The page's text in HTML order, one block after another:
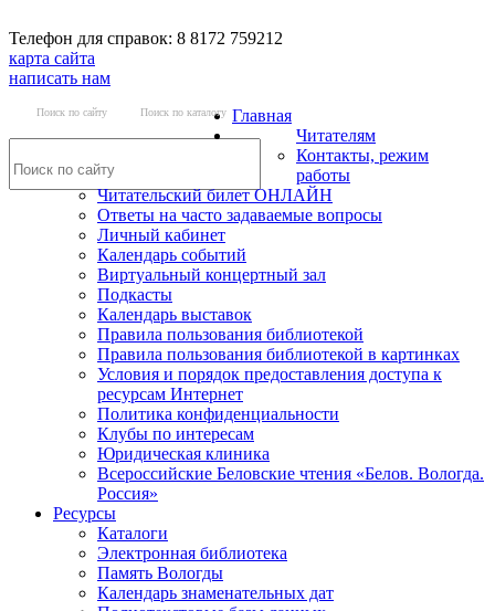
Телефон для справок: 8 8172 759212
карта сайта
написать нам
Поиск по сайту Поиск по каталогу Главная
Читателям
Контакты, режим
работы
Читательский билет ОНЛАЙН
Ответы на часто задаваемые вопросы
Личный кабинет
Календарь событий
Виртуальный концертный зал
Подкасты
Календарь выставок
Правила пользования библиотекой
Правила пользования библиотекой в картинках
Условия и порядок предоставления доступа к
ресурсам Интернет
Политика конфиденциальности
Клубы по интересам
Юридическая клиника
Всероссийские Беловские чтения «Белов. Вологда.
Россия»
Ресурсы
Каталоги
Электронная библиотека
Память Вологды
Календарь знаменательных дат